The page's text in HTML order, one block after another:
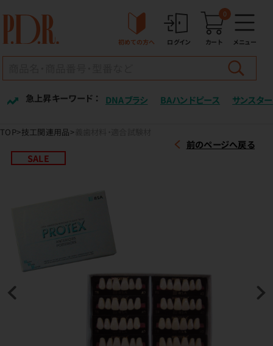
初めての方へ ログイン カート
0
メニュー
急上昇キーワード ： DNAブラシ BAハンドピース サンスター
TOP 技工関連用品
前のページへ戻る
SALE